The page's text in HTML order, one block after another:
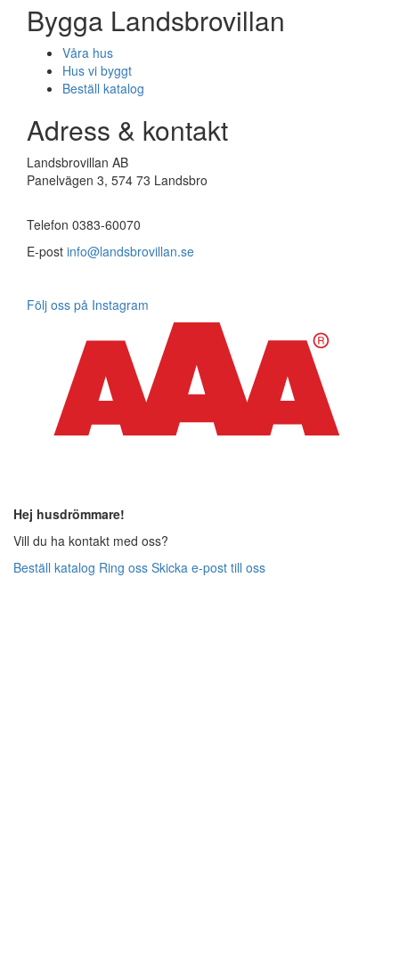
Bygga Landsbrovillan
Våra hus
Hus vi byggt
Beställ katalog
Adress & kontakt
Landsbrovillan AB
Panelvägen 3, 574 73 Landsbro
Telefon 0383-60070
E-post info@landsbrovillan.se
Följ oss på Instagram
Hej husdrömmare!
Vill du ha kontakt med oss?
Beställ katalog Ring oss Skicka e-post till oss